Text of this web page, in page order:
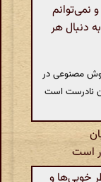
دنبال هر
مصنوعی در
نادرست است
است
خوبی‌ها و